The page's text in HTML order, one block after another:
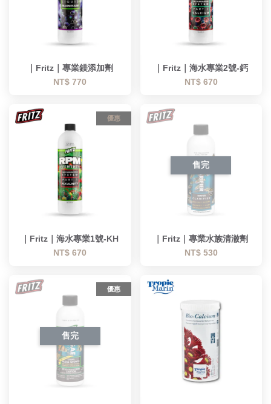
｜Fritz｜專業鎂添加劑
NT$ 770
｜Fritz｜海水專業2號-鈣
NT$ 670
優惠
｜Fritz｜海水專業1號-KH
NT$ 670
售完
｜Fritz｜專業水族清澈劑
NT$ 530
售完
優惠